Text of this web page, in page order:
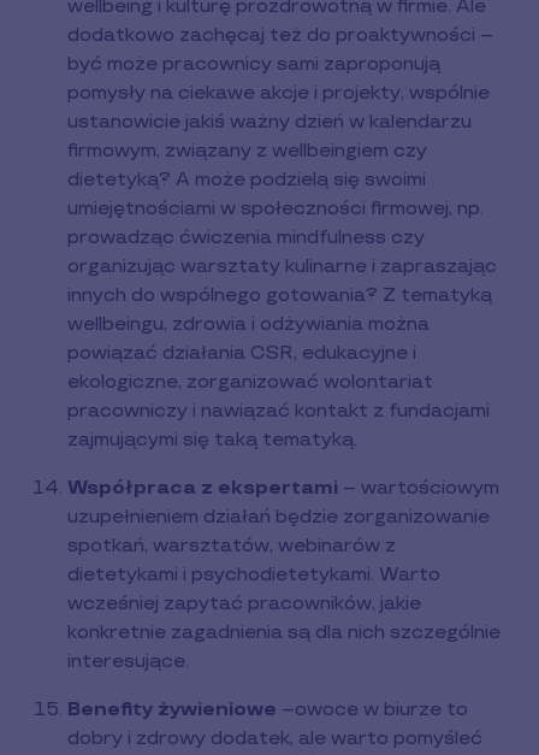
wellbeing i kulturę prozdrowotną w firmie. Ale
dodatkowo zachęcaj też do proaktywności –
być może pracownicy sami zaproponują
pomysły na ciekawe akcje i projekty, wspólnie
ustanowicie jakiś ważny dzień w kalendarzu
firmowym, związany z wellbeingiem czy
dietetyką? A może podzielą się swoimi
umiejętnościami w społeczności firmowej, np.
prowadząc ćwiczenia mindfulness czy
organizując warsztaty kulinarne i zapraszając
innych do wspólnego gotowania? Z tematyką
wellbeingu, zdrowia i odżywiania można
powiązać działania CSR, edukacyjne i
ekologiczne, zorganizować wolontariat
pracowniczy i nawiązać kontakt z fundacjami
zajmującymi się taką tematyką.
Współpraca z ekspertami – wartościowym
uzupełnieniem działań będzie zorganizowanie
spotkań, warsztatów, webinarów z
dietetykami i psychodietetykami. Warto
wcześniej zapytać pracowników, jakie
konkretnie zagadnienia są dla nich szczególnie
interesujące.
Benefity żywieniowe –owoce w biurze to
dobry i zdrowy dodatek, ale warto pomyśleć